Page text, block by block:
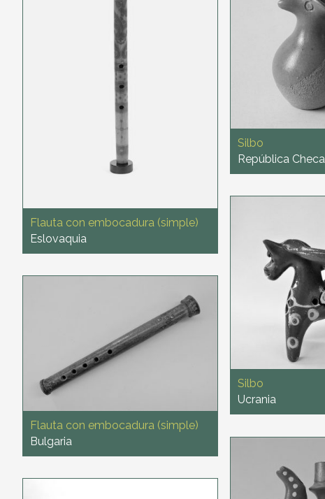
Flauta con embocadura (simple)
Eslovaquia
Silbo
República Checa
Silbo
Ucrania
Flauta con embocadura (simple)
Bulgaria